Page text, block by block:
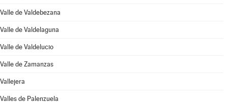
Valle de Valdebezana
Valle de Valdelaguna
Valle de Valdelucio
Valle de Zamanzas
Vallejera
Valles de Palenzuela